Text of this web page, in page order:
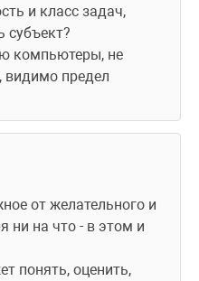
и класс задач,
субъект?
компьютеры, не
предел
от желательного и
ни на что - в этом и
понять, оценить,